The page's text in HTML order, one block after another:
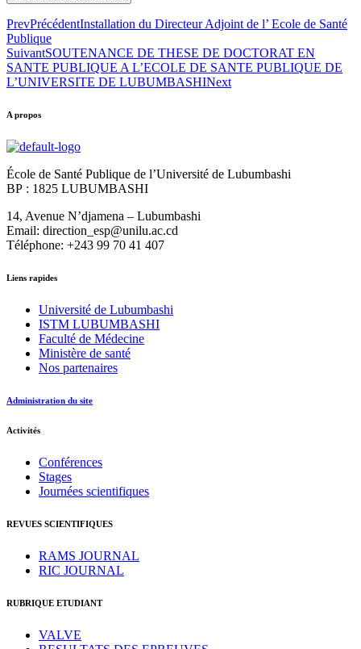
PrevPrécédentInstallation du Directeur Adjoint de l’ Ecole de Santé
Publique
SuivantSOUTENANCE DE THESE DE DOCTORAT EN
SANTE PUBLIQUE A L’ECOLE DE SANTE PUBLIQUE DE
L’UNIVERSITE DE LUBUMBASHINext
A propos
École de Santé Publique de l’Université de Lubumbashi
BP : 1825 LUBUMBASHI
14, Avenue N’djamena – Lubumbashi
Email: direction_esp@unilu.ac.cd
Téléphone: +243 99 70 41 407
Liens rapides
Université de Lubumbashi
ISTM LUBUMBASHI
Faculté de Médecine
Ministère de santé
Nos partenaires
Administration du site
Activités
Conférences
Stages
Journées scientifiques
REVUES SCIENTIFIQUES
RAMS JOURNAL
RIC JOURNAL
RUBRIQUE ETUDIANT
VALVE